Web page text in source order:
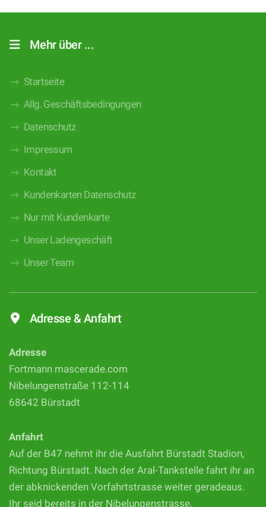
Mehr über ...
Startseite
Allg. Geschäftsbedingungen
Datenschutz
Impressum
Kontakt
Kundenkarten Datenschutz
Nur mit Kundenkarte
Unser Ladengeschäft
Unser Team
Adresse & Anfahrt
Adresse
Fortmann mascerade.com
Nibelungenstraße 112-114
68642 Bürstadt
Anfahrt
Auf der B47 nehmt ihr die Ausfahrt Bürstadt Stadion,
Richtung Bürstadt. Nach der Aral-Tankstelle fahrt ihr an
der abknickenden Vorfahrtstrasse weiter geradeaus.
Ihr seid bereits in der Nibelungenstrasse.